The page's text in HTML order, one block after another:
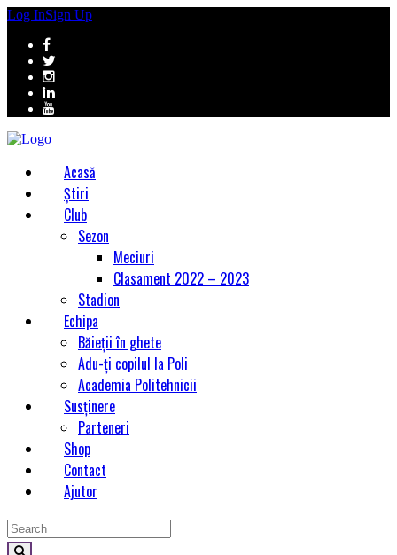
Log InSign Up
Acasă
Știri
Club
Sezon
Meciuri
Clasament 2022 – 2023
Stadion
Echipa
Băieții în ghete
Adu-ți copilul la Poli
Academia Politehnicii
Susținere
Parteneri
Shop
Contact
Ajutor